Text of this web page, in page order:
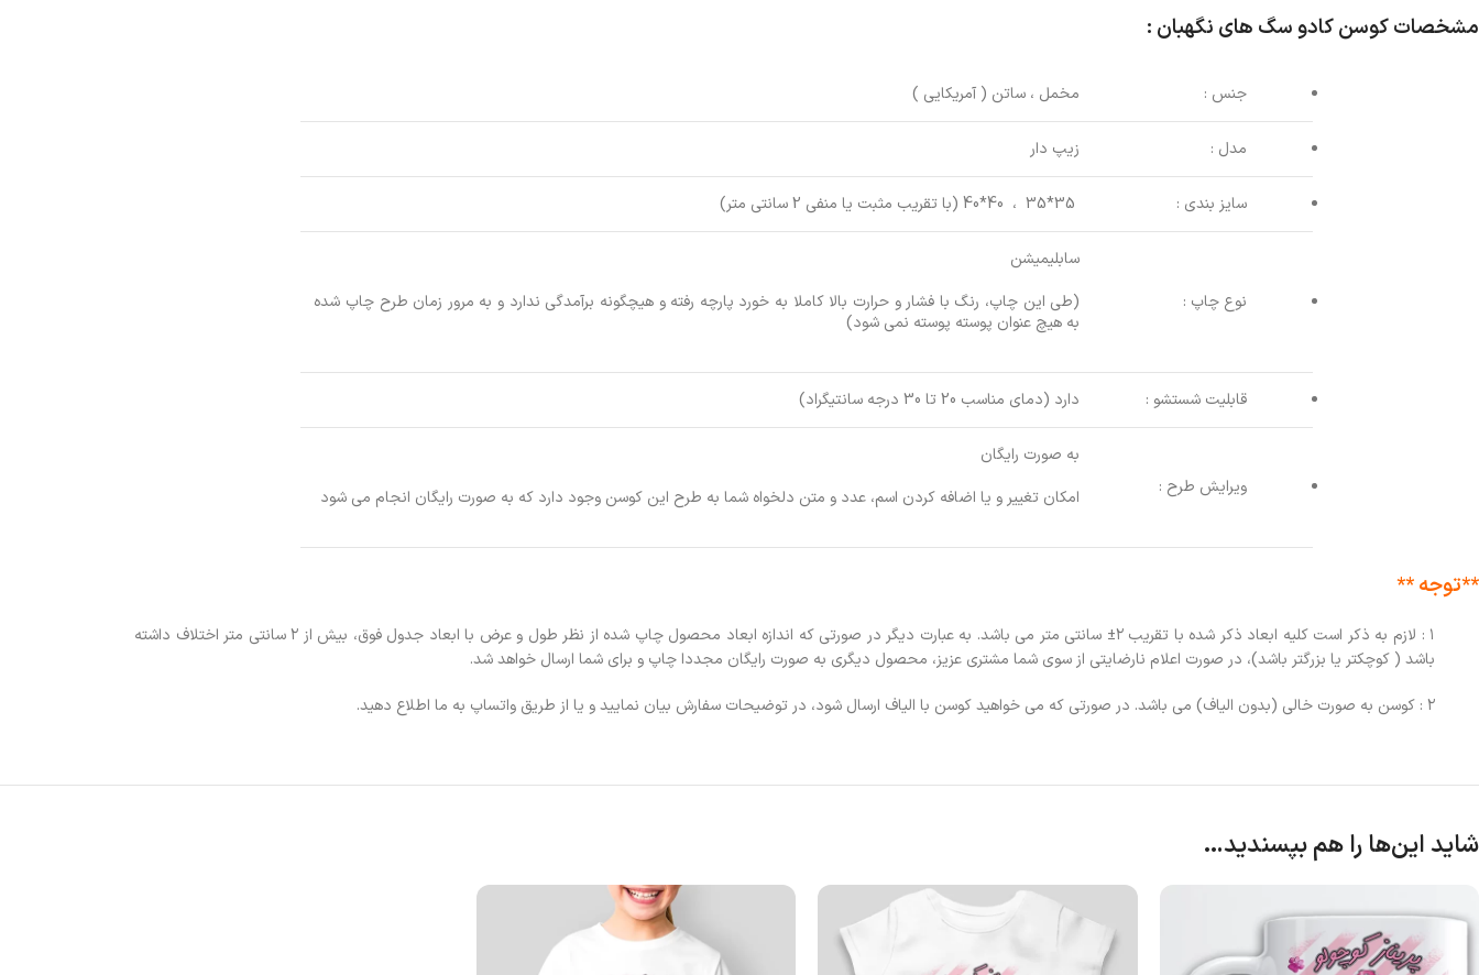
مشخصات کوسن کادو سگ های نگهبان :
جنس : مخمل ، ساتن ( آمریکایی )
مدل : زیپ دار
سایز بندی :
نوع چاپ :
سابلیمیشن
(طی این چاپ، رنگ با فشار و حرارت بالا کاملا به خورد پارچه رفته و هیچگونه برآمدگی ندارد و به مرور زمان طرح چاپ شده
به هیچ عنوان پوسته پوسته نمی شود)
قابلیت شستشو : دارد (دمای مناسب 20 تا 30 درجه سانتیگراد)
ویرایش طرح :
به صورت رایگان
امکان تغییر و یا اضافه کردن اسم، عدد و متن دلخواه شما به طرح این کوسن وجود دارد که به صورت رایگان انجام می شود
**توجه **
۱ : لازم به ذکر است کلیه ابعاد ذکر شده با تقریب ۲± سانتی متر می باشد. به عبارت دیگر در صورتی که اندازه ابعاد محصول چاپ شده از نظر طول و عرض با ابعاد جدول فوق، بیش از ۲ سانتی متر اختلاف داشته
باشد ( کوچکتر یا بزرگتر باشد)، در صورت اعلام نارضایتی از سوی شما مشتری عزیز، محصول دیگری به صورت رایگان مجددا چاپ و برای شما ارسال خواهد شد.
۲ : کوسن به صورت خالی (بدون الیاف) می باشد. در صورتی که می خواهید کوسن با الیاف ارسال شود، در توضیحات سفارش بیان نمایید و یا از طریق واتساپ به ما اطلاع دهید.
شاید این‌ها را هم بپسندید…